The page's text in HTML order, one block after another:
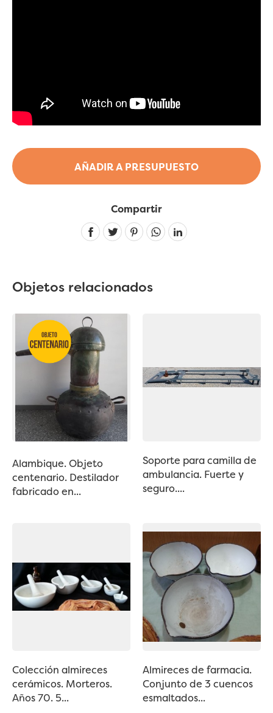
AÑADIR A PRESUPUESTO
Compartir
Linkedin
Objetos relacionados
Alambique. Objeto
centenario. Destilador
fabricado en...
Soporte para camilla de
ambulancia. Fuerte y
seguro....
Colección almireces
cerámicos. Morteros.
Años 70. 5...
Almireces de farmacia.
Conjunto de 3 cuencos
esmaltados...